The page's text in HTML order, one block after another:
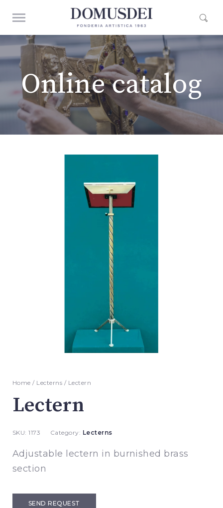
Online catalog
Home / Lecterns / Lectern
Lectern
SKU:1173 Category: Lecterns
Adjustable lectern in burnished brass
section
SEND REQUEST